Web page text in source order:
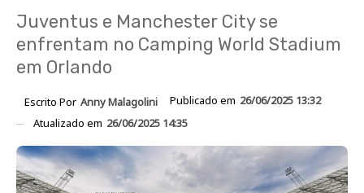
Juventus e Manchester City se
enfrentam no Camping World Stadium
em Orlando
Escrito Por Anny Malagolini Publicado em 26/06/2025 13:32
Atualizado em 26/06/2025 14:35